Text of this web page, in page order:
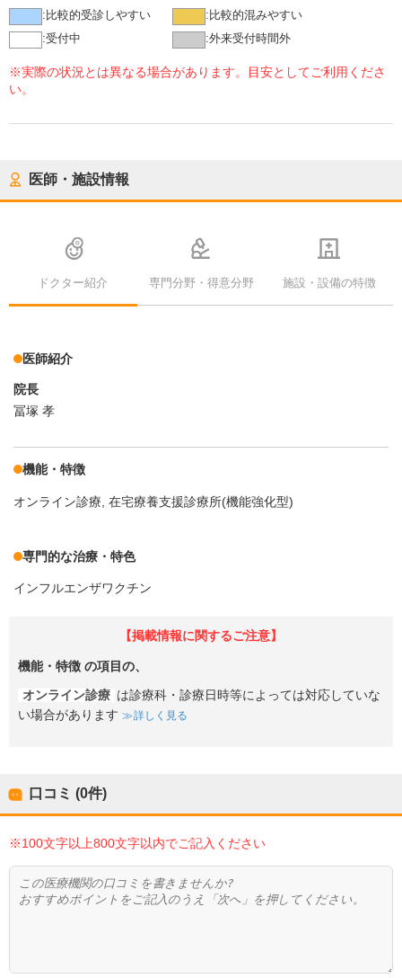
: 比較的受診しやすい : 比較的混みやすい
:受付中 :外来受付時間外
※実際の状況とは異なる場合があります。目安としてご利用くださ
い。
医師・施設情報
ドクター紹介 専門分野・得意分野 施設・設備の特徴
医師紹介
院長
冨塚 孝
機能・特徴
オンライン診療 在宅療養支援診療所(機能強化型)
専門的な治療・特色
インフルエンザワクチン
【掲載情報に関するご注意】
機能・特徴 の項目の、
オンライン診療 は診療科・診療日時等によっては対応していな
い場合があります
詳しく見る
口コミ (0件)
※100文字以上800文字以内でご記入ください